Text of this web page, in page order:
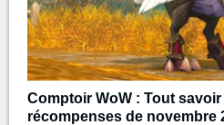
Comptoir WoW : Tout
récompenses de novembre